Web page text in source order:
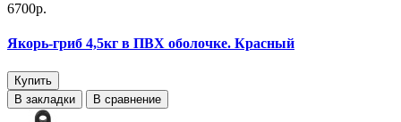
6700р.
Якорь-гриб 4,5кг в ПВХ оболочке. Красный
Купить
В закладки
В сравнение